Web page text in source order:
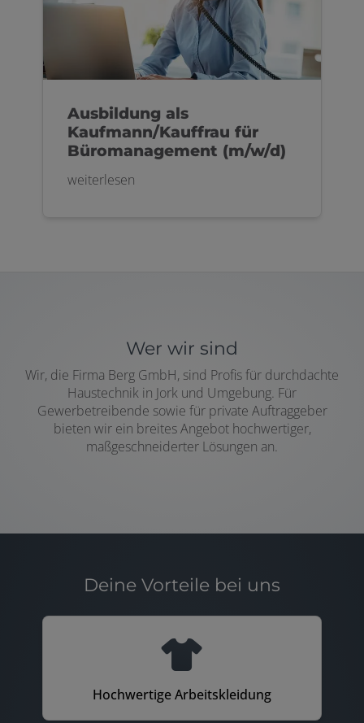
Ausbildung als
Kaufmann/Kauffrau für
Büromanagement (m/w/d)
weiterlesen
Wer wir sind
Wir, die Firma Berg GmbH, sind Profis für durchdachte
Haustechnik in Jork und Umgebung. Für
Gewerbetreibende sowie für private Auftraggeber
bieten wir ein breites Angebot hochwertiger,
maßgeschneiderter Lösungen an.
Deine Vorteile bei uns
Hochwertige Arbeitskleidung